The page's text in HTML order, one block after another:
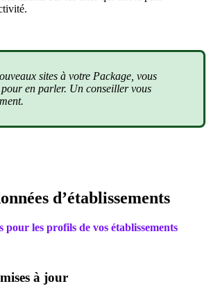
sites à votre Package, vous
pour en parler. Un conseiller vous
d’établissements
pour les profils de vos établissements
à jour